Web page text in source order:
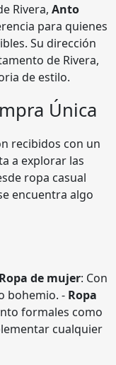
Rivera, Anto
para quienes
Su dirección
de Rivera,
de estilo.
Única
recibidos con un
a explorar las
ropa casual
encuentra algo
Ropa de mujer: Con
bohemio. - Ropa
formales como
cualquier